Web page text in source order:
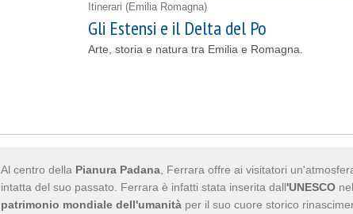
Itinerari (Emilia Romagna)
Gli Estensi e il Delta del Po
Arte, storia e natura tra Emilia e Romagna.
Al centro della Pianura Padana , Ferrara offre ai visitatori
intatta del suo passato. Ferrara è infatti stata inserita dall'UNESCO
patrimonio mondiale dell'umanità per il suo cuore storico